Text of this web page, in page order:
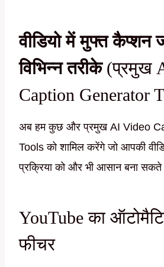
वीडियो में मुफ्त कैप्शन
विभिन्न तरीके(प्रमुख
Caption Generator
अब हम कुछ और प्रमुख AI Video
Tools को शामिल करेंगे जो आपकी
प्रक्रिया को और भी आसान बना सकते
YouTube का
फीचर